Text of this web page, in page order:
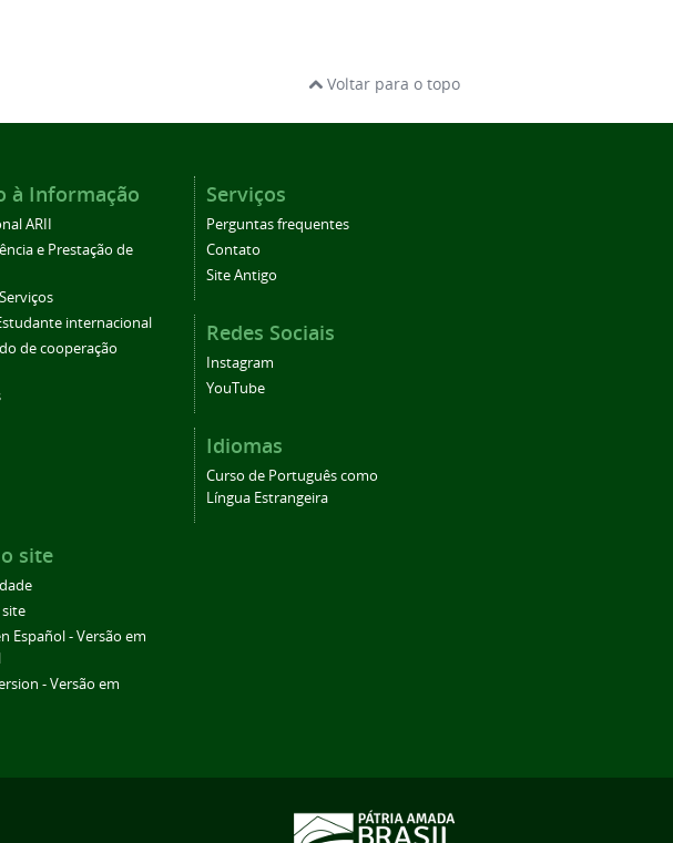
Voltar para o topo
à Informação
ARII
e Prestação de
internacional
de cooperação
Serviços
Perguntas frequentes
Contato
Site Antigo
Redes Sociais
Instagram
YouTube
Idiomas
Curso de Português como
Língua Estrangeira
site
Español - Versão em
- Versão em